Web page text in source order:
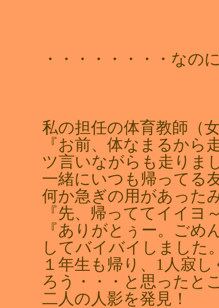
・・・・・・・・なの
私の担任の体育教師（
『お前、体なまるから
ツ言いながらも走りま
一緒にいつも帰ってる
何か急ぎの用があった
『先、帰っててイイヨ
『ありがとぅー。ごめ
してバイバイしました
１年生も帰り、1人寂
ろう・・・と思ったと
二人の人影を発見！